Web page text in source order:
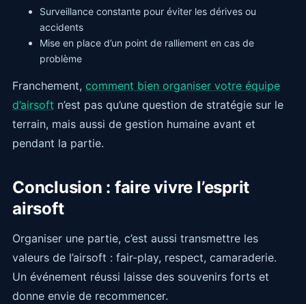
Surveillance constante pour éviter les dérives ou
accidents
Mise en place d’un point de ralliement en cas de
problème
Franchement, comment bien organiser votre équipe
d’airsoft n’est pas qu’une question de stratégie sur le
terrain, mais aussi de gestion humaine avant et
pendant la partie.
Conclusion : faire vivre l’esprit
airsoft
Organiser une partie, c’est aussi transmettre les
valeurs de l’airsoft : fair-play, respect, camaraderie.
Un événement réussi laisse des souvenirs forts et
donne envie de recommencer.